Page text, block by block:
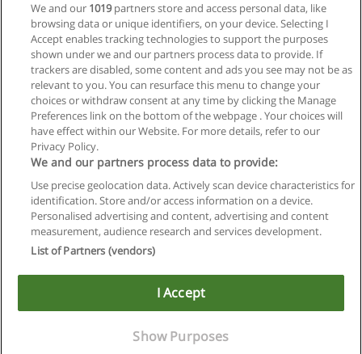
Próxima
Página1de2
Regras de uso
Privacidade de dados
Entrar em contato com Educaedu
Copyright © Educaedu Business S.L. - CIF : B-95610580: -
Utilizamos cookies para melhorar nossos serviços.
Se continuar navegando, aceita o seu uso.
|
We and our 1019partners store and access personal data, like
browsing data or unique identifiers, on your device. Selecting I
Accept enables tracking technologies to support the purposes
shown under we and our partners process data to provide. If
trackers are disabled, some content and ads you see may not be as
relevant to you. You can resurface this menu to change your
choices or withdraw consent at any time by clicking the Manage
Preferences link on the bottom of the webpage . Your choices will
have effect within our Website. For more details, refer to our
Privacy Policy.
We and our partners process data to provide:
Use precise geolocation data. Actively scan device characteristics for
identification. Store and/or access information on a device.
Personalised advertising and content, advertising and content
measurement, audience research and services development.
List of Partners (vendors)
I Accept
Show Purposes